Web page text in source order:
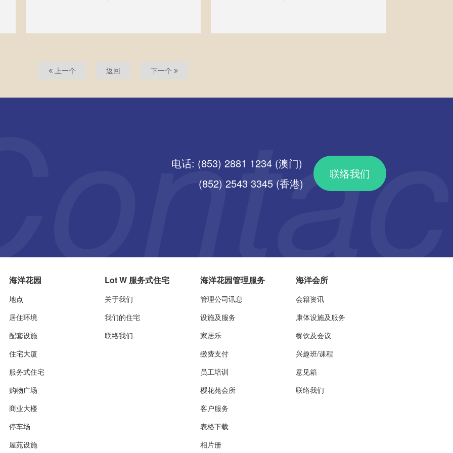
上一个 返回 下一个
电话: (853) 2881 1234 (澳门)
(852) 2543 3345 (香港)
联络我们
海洋花园
地点
居住环境
配套设施
住宅大厦
服务式住宅
购物广场
商业大楼
停车场
屋苑设施
Lot W 服务式住宅
关于我们
我们的住宅
联络我们
海洋花园管理服务
管理公司讯息
设施及服务
家居乐
缴费支付
员工培训
樱花苑会所
客户服务
表格下载
相片册
海洋会所
会籍资讯
康体设施及服务
餐饮及会议
兴趣班/课程
意见箱
联络我们